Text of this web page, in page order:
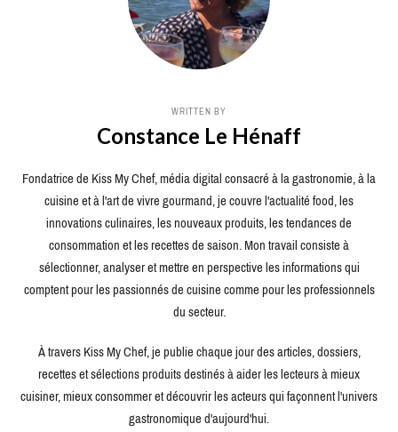
WRITTEN BY
Constance Le Hénaff
Fondatrice de Kiss My Chef, média digital consacré à la gastronomie, à la
cuisine et à l'art de vivre gourmand, je couvre l'actualité food, les
innovations culinaires, les nouveaux produits, les tendances de
consommation et les recettes de saison. Mon travail consiste à
sélectionner, analyser et mettre en perspective les informations qui
comptent pour les passionnés de cuisine comme pour les professionnels
du secteur.
À travers Kiss My Chef, je publie chaque jour des articles, dossiers,
recettes et sélections produits destinés à aider les lecteurs à mieux
cuisiner, mieux consommer et découvrir les acteurs qui façonnent l'univers
gastronomique d'aujourd'hui.